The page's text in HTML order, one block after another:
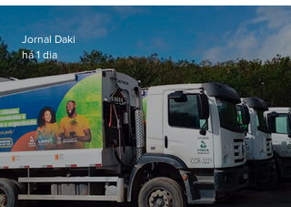
secretário morto em 2020
Jornal Daki
há 1 dia